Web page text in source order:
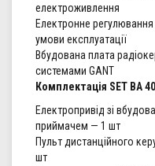
електроживлення
Електронне
умови експлуатації
Вбудована плата
системами GANT
Комплектація SET BA
Електропривід зі
приймачем — 1 шт
Пульт дистанційного
шт